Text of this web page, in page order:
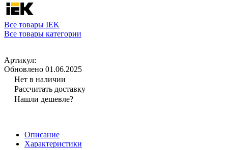
Все товары IEK
Все товары категории
Артикул:
Обновлено 01.06.2025
Нет в наличии
Рассчитать доставку
Нашли дешевле?
Описание
Характеристики